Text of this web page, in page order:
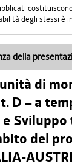
degli stessi è
della
di
D – a
e
del